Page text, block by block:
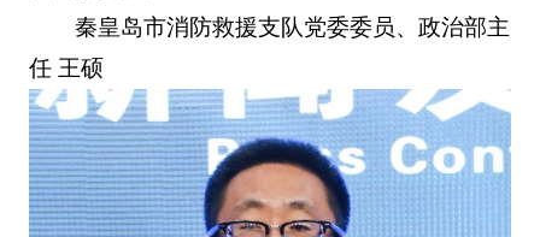
秦皇岛市消防救援支队党委委员、政治部主
任 王硕